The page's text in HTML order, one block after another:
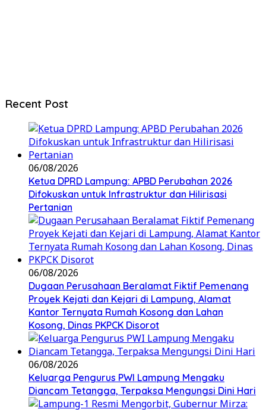
Recent Post
06/08/2026
Ketua DPRD Lampung: APBD Perubahan 2026
Difokuskan untuk Infrastruktur dan Hilirisasi
Pertanian
06/08/2026
Dugaan Perusahaan Beralamat Fiktif Pemenang
Proyek Kejati dan Kejari di Lampung, Alamat
Kantor Ternyata Rumah Kosong dan Lahan
Kosong, Dinas PKPCK Disorot
06/08/2026
Keluarga Pengurus PWI Lampung Mengaku
Diancam Tetangga, Terpaksa Mengungsi Dini Hari